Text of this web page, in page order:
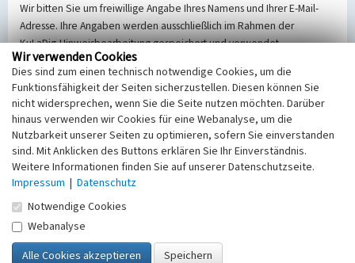
Wir bitten Sie um freiwillige Angabe Ihres Namens und Ihrer E-Mail-
Adresse. Ihre Angaben werden ausschließlich im Rahmen der
KuLaDig-Hinweisbearbeitung gespeichert und verwendet.
Selbstverständlich werden diese entsprechend der Vorschriften des
Telemediengesetzes, des Datenschutzgesetzes NRW und der seit
dem 25.05.2018 gültigen Europäischen Datenschutzgrundverordnung
(EU-DSGVO) vertraulich behandelt, beachten Sie bitte unsere
Hinweise zumDatenschutz
Nachricht
SicherheitsabfrageTragen Sie unten das Rechenergebnis aus der
Wir verwenden Cookies
Dies sind zum einen technisch notwendige Cookies, um die
Funktionsfähigkeit der Seiten sicherzustellen. Diesen können Sie
nicht widersprechen, wenn Sie die Seite nutzen möchten. Darüber
hinaus verwenden wir Cookies für eine Webanalyse, um die
Nutzbarkeit unserer Seiten zu optimieren, sofern Sie einverstanden
sind. Mit Anklicken des Buttons erklären Sie Ihr Einverständnis.
Weitere Informationen finden Sie auf unserer Datenschutzseite.
Impressum | Datenschutz
Notwendige Cookies
Webanalyse